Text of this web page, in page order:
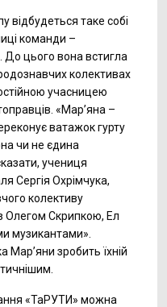
відбудеться таке собі
команди –
цього вона встигла
колективах
учасницею
«Мар’яна –
ватажок гурту
чи не єдина
учениця
Сергія Охрімчука,
колективу
Олегом Скрипкою, Ел
музикантами».
Мар’яни зробить їхній
«ТаРУТИ» можна